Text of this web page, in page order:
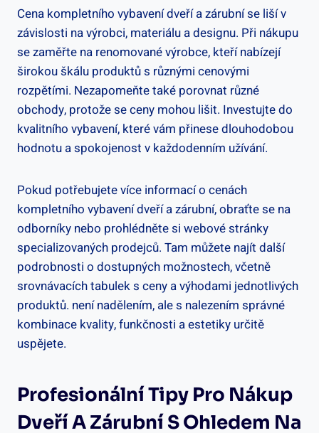
Cena kompletního vybavení dveří a zárubní se liší v
závislosti na výrobci, materiálu a designu. Při nákupu
se zaměřte na renomované výrobce, kteří nabízejí
širokou škálu produktů s různými cenovými
rozpětími. Nezapomeňte také porovnat různé
obchody, protože se ceny mohou lišit. Investujte do
kvalitního vybavení, které vám přinese dlouhodobou
hodnotu a spokojenost v každodenním užívání.
Pokud potřebujete více informací o cenách
kompletního vybavení dveří a zárubní, obraťte se na
odborníky nebo prohlédněte si webové stránky
specializovaných prodejců. Tam můžete najít další
podrobnosti o dostupných možnostech, včetně
srovnávacích tabulek s ceny a výhodami jednotlivých
produktů. není nadělením, ale s nalezením správné
kombinace kvality, funkčnosti a estetiky určitě
uspějete.
Profesionální Tipy Pro Nákup
Dveří A Zárubní S Ohledem Na